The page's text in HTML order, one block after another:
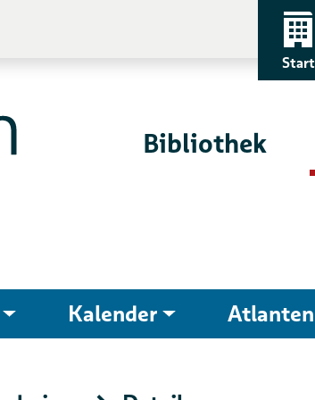
Start
Bibliothek
Kalender Atlanten